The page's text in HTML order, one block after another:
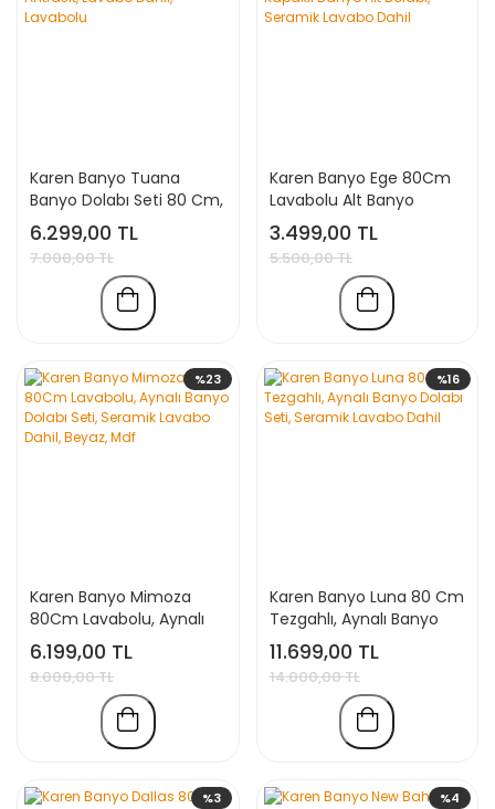
Karen Banyo Tuana
Banyo Dolabı Seti 80 Cm,
Mat Antrasit, Lavabo
Dahil, Lavabolu
6.299,00 TL
7.000,00 TL
Karen Banyo Ege 80Cm
Lavabolu Alt Banyo
Dolabı, Kapaklı Banyo Alt
Dolabı, Seramik Lavabo
Dahil
3.499,00 TL
5.500,00 TL
%23
Karen Banyo Mimoza
80Cm Lavabolu, Aynalı
Banyo Dolabı Seti,
Seramik Lavabo Dahil,
Beyaz, Mdf
6.199,00 TL
8.000,00 TL
%16
Karen Banyo Luna 80 Cm
Tezgahlı, Aynalı Banyo
Dolabı Seti, Seramik
Lavabo Dahil
11.699,00 TL
14.000,00 TL
%3 %4